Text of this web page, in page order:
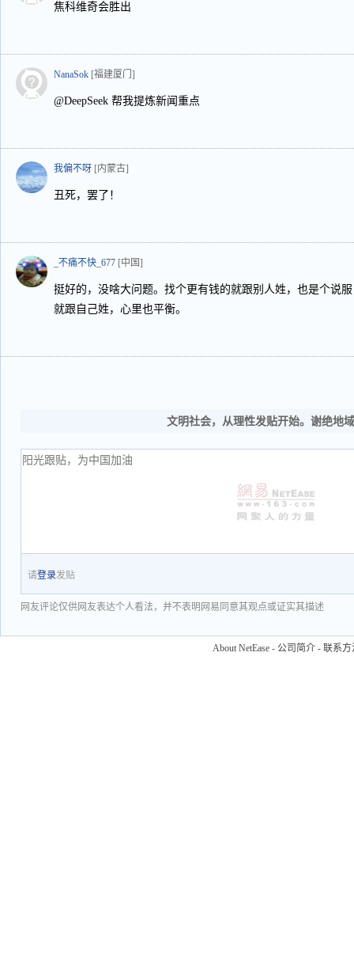
焦科维奇会胜出
NanaSok [福建厦门]
@DeepSeek 帮我提炼新闻重点
我偏不呀 [内蒙古]
丑死，罢了！
_不痛不快_677 [中国]
挺好的，没啥大问题。找个更有钱的就跟别人姓，也是个说
就跟自己姓，心里也平衡。
文明社会，从理性发贴开始。谢绝地
请登录发贴
网友评论仅供网友表达个人看法，并不表明网易同意其观点或证实其描述
About NetEase - 公司简介 - 联系方